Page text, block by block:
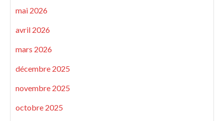
mai 2026
avril 2026
mars 2026
décembre 2025
novembre 2025
octobre 2025